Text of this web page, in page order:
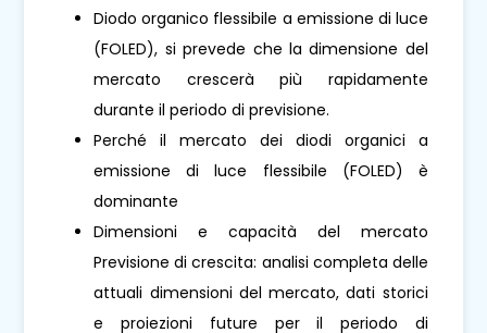
Diodo organico flessibile a emissione di luce
(FOLED), si prevede che la dimensione del
mercato crescerà più rapidamente
durante il periodo di previsione.
Perché il mercato dei diodi organici a
emissione di luce flessibile (FOLED) è
dominante
Dimensioni e capacità del mercato
Previsione di crescita: analisi completa delle
attuali dimensioni del mercato, dati storici
e proiezioni future per il periodo di